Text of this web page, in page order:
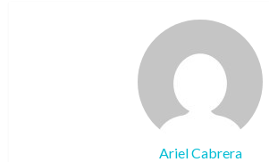
Ariel Cabrera